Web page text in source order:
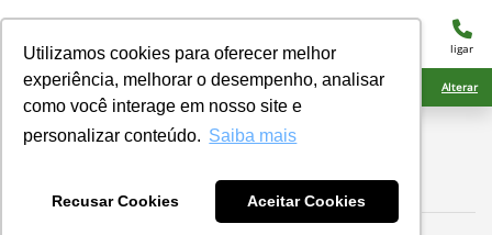
Utilizamos cookies para oferecer melhor
experiência, melhorar o desempenho, analisar
como você interage em nosso site e
personalizar conteúdo. Saiba mais
Recusar Cookies Aceitar Cookies
menu ligar
Ciarama Máquinas Ponta Porã Alterar
Relatório Social
Ciarama Máquinas